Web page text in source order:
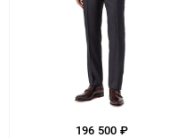
196 500 ₽